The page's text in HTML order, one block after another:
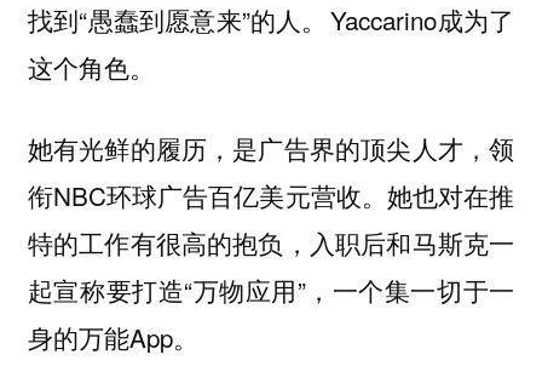
找到“愚蠢到愿意来”的人。 Yaccarino成为了
这个角色。
她有光鲜的履历，是广告界的顶尖人才，领
衔NBC环球广告百亿美元营收。她也对在推
特的工作有很高的抱负，入职后和马斯克一
起宣称要打造“万物应用”，一个集一切于一
身的万能App。